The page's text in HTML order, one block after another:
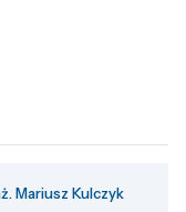
Mariusz Kulczyk